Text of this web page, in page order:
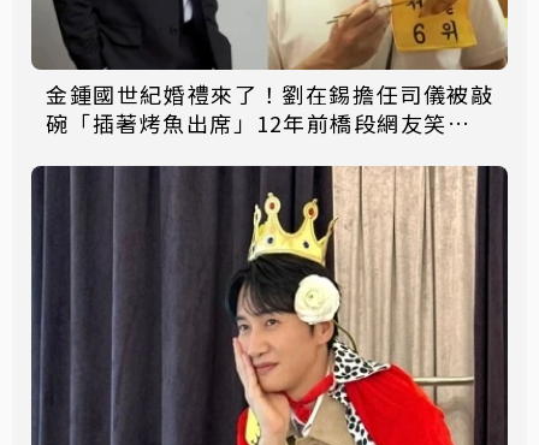
金鍾國世紀婚禮來了！劉在錫擔任司儀被敲
碗「插著烤魚出席」12年前橋段網友笑瘋：